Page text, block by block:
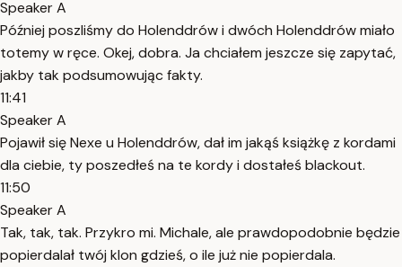
Speaker A
Później poszliśmy do Holenddrów i dwóch Holenddrów miało
totemy w ręce. Okej, dobra. Ja chciałem jeszcze się zapytać,
jakby tak podsumowując fakty.
11:41
Speaker A
Pojawił się Nexe u Holenddrów, dał im jakąś książkę z kordami
dla ciebie, ty poszedłeś na te kordy i dostałeś blackout.
11:50
Speaker A
Tak, tak, tak. Przykro mi. Michale, ale prawdopodobnie będzie
popierdalał twój klon gdzieś, o ile już nie popierdala.